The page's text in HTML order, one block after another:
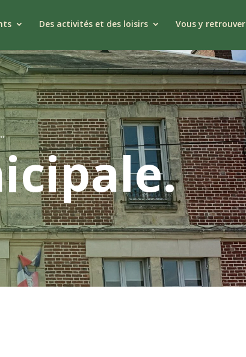
Des activités et des loisirs Vous y retrouver